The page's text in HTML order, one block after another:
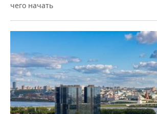
чего начать